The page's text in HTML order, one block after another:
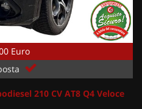
Euro
210 CV AT8 Q4 Veloce